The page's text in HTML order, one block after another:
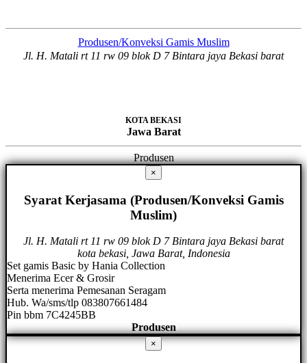
Produsen/Konveksi Gamis Muslim
Jl. H. Matali rt 11 rw 09 blok D 7 Bintara jaya Bekasi barat
KOTA BEKASI
Jawa Barat
Produsen
×
Syarat Kerjasama (Produsen/Konveksi Gamis
Muslim)
Jl. H. Matali rt 11 rw 09 blok D 7 Bintara jaya Bekasi barat
kota bekasi, Jawa Barat, Indonesia
Set gamis Basic by Hania Collection
Menerima Ecer & Grosir
Serta menerima Pemesanan Seragam
Hub. Wa/sms/tlp 083807661484
Pin bbm 7C4245BB
Produsen
×